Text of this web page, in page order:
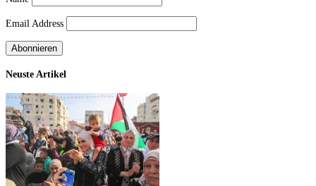
Email Address
Neuste Artikel